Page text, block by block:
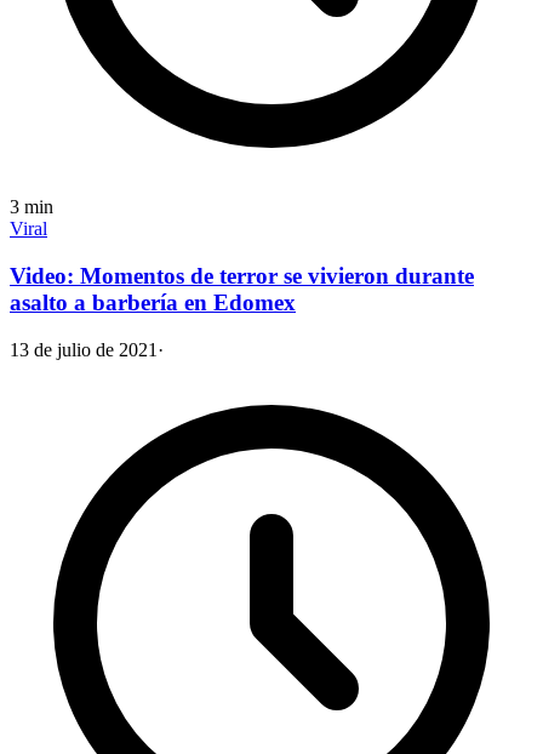
3 min
Viral
Video: Momentos de terror se vivieron durante
asalto a barbería en Edomex
13 de julio de 2021 ·